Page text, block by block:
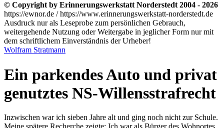
© Copyright by Erinnerungswerkstatt Norderstedt 2004 - 2026
https://ewnor.de / https://www.erinnerungswerkstatt-norderstedt.de
Ausdruck nur als Leseprobe zum persönlichen Gebrauch,
weitergehende Nutzung oder Weitergabe in jeglicher Form nur mit
dem schriftlichem Einverständnis der Urheber!
Wolfram Stratmann
Ein parkendes Auto und privat
genutztes NS-Willensstrafrecht
Inzwischen war ich sieben Jahre alt und ging noch nicht zur Schule.
Meine spätere Recherche zeigte: Ich war als Bürger des Wohnortes